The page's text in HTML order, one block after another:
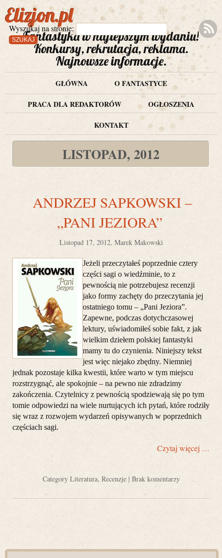
Wyszukaj na stronie:
Elizjon.pl
Fantastyka w najlepszym wydaniu!
Konkursy, rekrutacja, reklama.
Najnowsze informacje.
GŁÓWNA
O FANTASTYCE
PRACA DLA REDAKTORÓW
OGŁOSZENIA
KONTAKT
LISTOPAD, 2012
ANDRZEJ SAPKOWSKI –
„PANI JEZIORA”
Listopad 17, 2012, Marek Makowski
Jeżeli przeczytałeś poprzednie cztery
części sagi o wiedźminie, to z
pewnością nie potrzebujesz recenzji
jako formy zachęty do przeczytania jej
ostatniego tomu – „Pani Jeziora”.
Zapewne, podczas dotychczasowej
lektury, uświadomiłeś sobie fakt, z jak
wielkim dziełem polskiej fantastyki
mamy tu do czynienia. Niniejszy tekst
jest więc niejako zbędny. Niemniej
jednak pozostaje kilka kwestii, które warto w tym miejscu
rozstrzygnąć, ale spokojnie – na pewno nie zdradzimy
zakończenia. Czytelnicy z pewnością spodziewają się po tym
tomie odpowiedzi na wiele nurtujących ich pytań, które rodziły
się wraz z rozwojem wydarzeń opisywanych w poprzednich
częściach sagi.
Czytaj więcej …
Category Literatura, Recenzje| Brak komentarzy